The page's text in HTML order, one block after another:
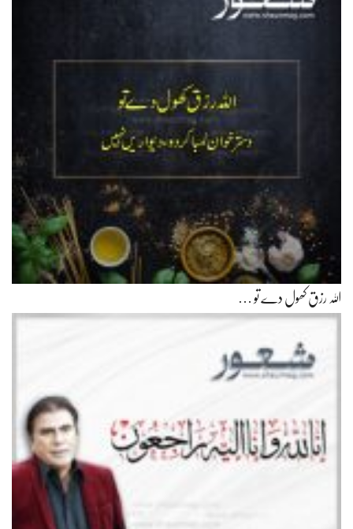
اللہ رزق کھول دے تو …